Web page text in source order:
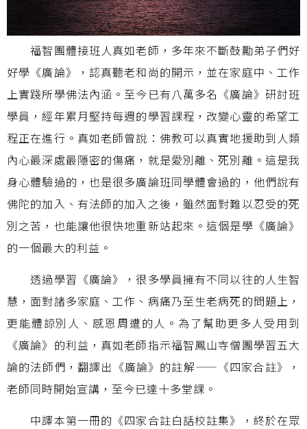
福智團體接班人真如老師，多年來不斷鼓勵弟子們好
好學《廣論》，認真聽老和尚的開示，並在家庭中、工作
上實踐所學佛法內涵。至今已有八萬多名《廣論》研討班
學員，經年累月堅持每週的學習課程，改變心靈的希望工
程正在進行。真如老師曾說：佛教可以真實地援助到人類
內心最深處最隱密的傷痛，就是愛別離、死別離。這是我
身心體驗過的，也是很多廣論班同學體會過的，他們說有
佛陀的加入、有法師的加入之後，雖然面對難以忍受的死
別之苦，也能讓他很快地重新站起來。這個是學《廣論》
的一個最大的利益。
透過學習《廣論》，很多學員擁有不同以往的人生智
慧，面對諸多家庭、工作、病痛乃至生老病死的問題上，
更能體諒別人、感恩周遭的人。為了幫助更多人受用到
《廣論》的利益，真如老師指示福智鳳山寺僧團學習五大
論的法師們，翻譯出《廣論》的註解——《四家合註》，
老師同時開始宣講，至今已達十多堂課。
中譯本第一冊的《四家合註白話校註集》，終於在眾